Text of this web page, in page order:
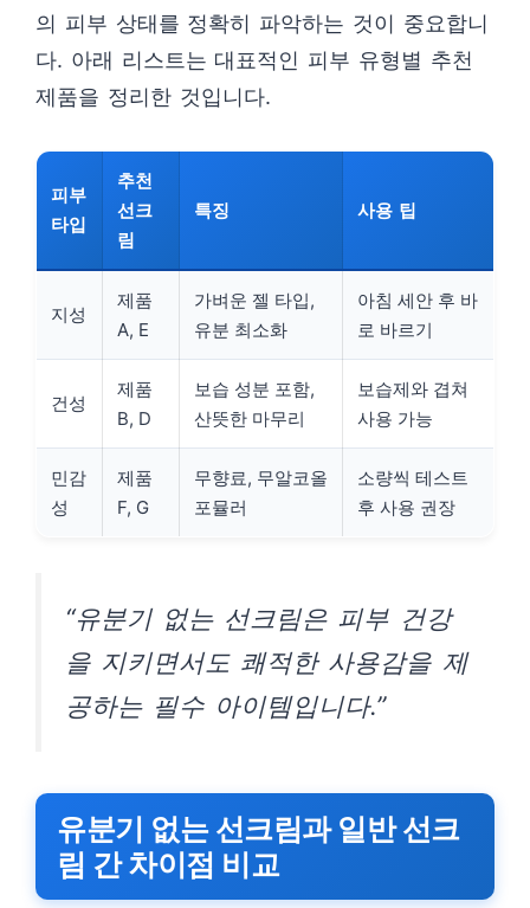
의 피부 상태를 정확히 파악하는 것이 중요합니
다. 아래 리스트는 대표적인 피부 유형별 추천
제품을 정리한 것입니다.
피부
타입
추천
선크
림
특징 사용 팁
지성
제품
A, E
가벼운 젤 타입,
유분 최소화
아침 세안 후 바
로 바르기
건성
제품
B, D
보습 성분 포함,
산뜻한 마무리
보습제와 겹쳐
사용 가능
민감
성
제품
F, G
무향료, 무알코올
포뮬러
소량씩 테스트
후 사용 권장
“유분기 없는 선크림은 피부 건강
을 지키면서도 쾌적한 사용감을 제
공하는 필수 아이템입니다.”
유분기 없는 선크림과 일반 선크
림 간 차이점 비교